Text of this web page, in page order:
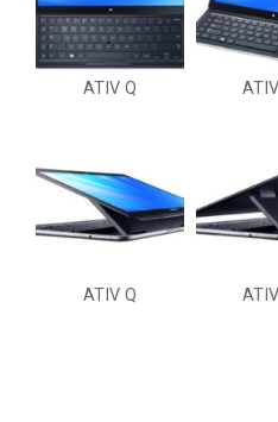
ATIV Q
ATIV Q